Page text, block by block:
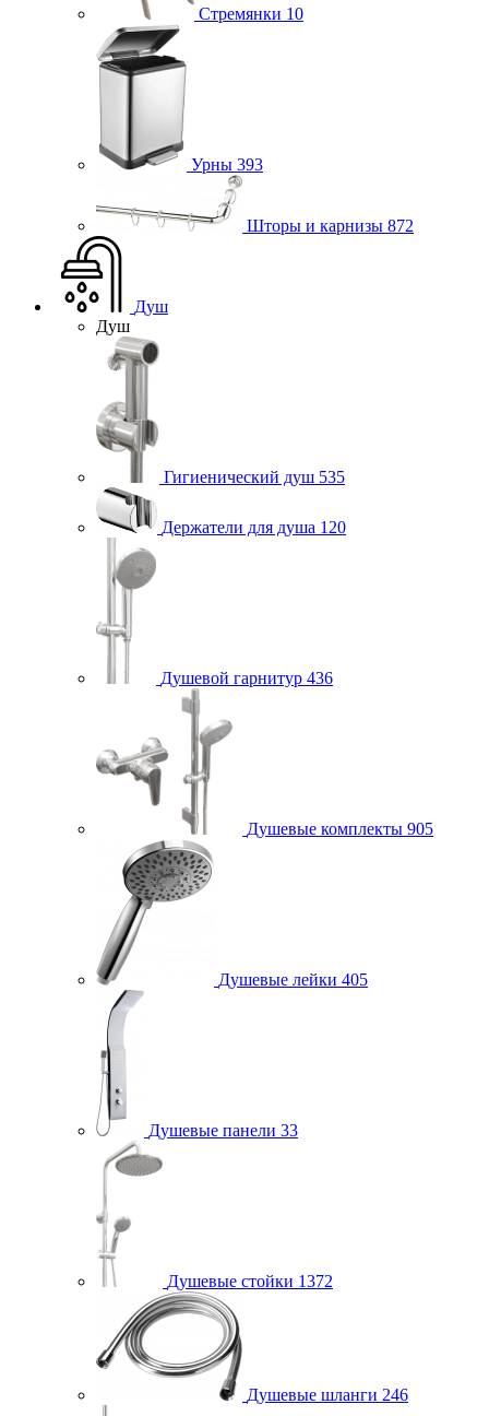
Стремянки 10
Урны 393
Шторы и карнизы 872
Душ
Душ
Гигиенический душ 535
Держатели для душа 120
Душевой гарнитур 436
Душевые комплекты 905
Душевые лейки 405
Душевые панели 33
Душевые стойки 1372
Душевые шланги 246